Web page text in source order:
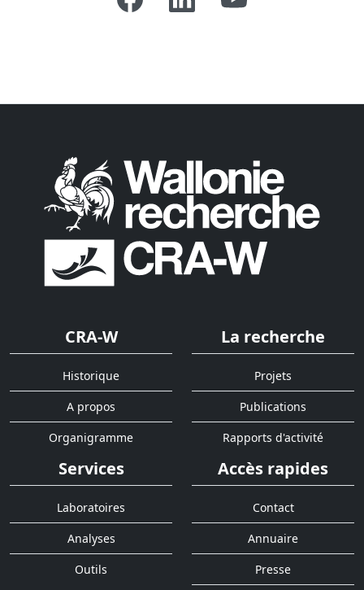
CRA-W
Historique
A propos
Organigramme
La recherche
Projets
Publications
Rapports d'activité
Services
Laboratoires
Analyses
Outils
Accès rapides
Contact
Annuaire
Presse